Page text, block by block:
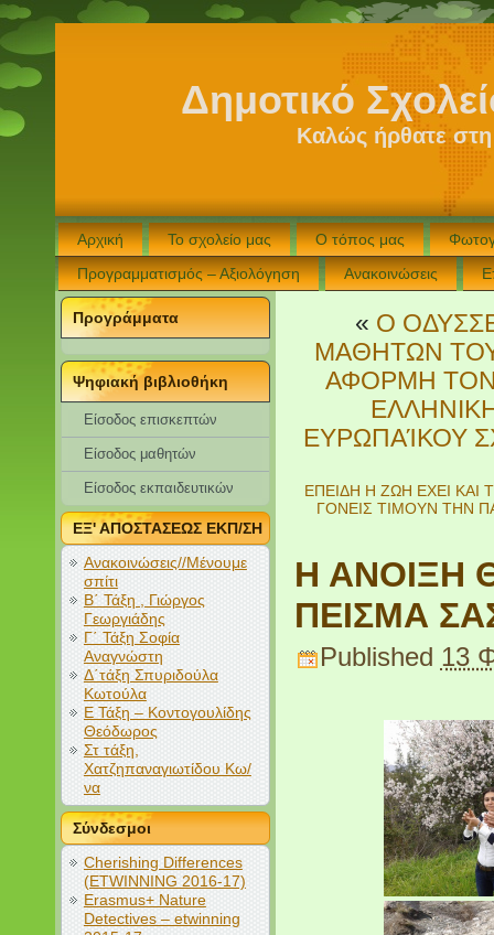
Δημοτικό
Καλώς ήρθατε
Αρχική Το σχολείο μας Ο τόπος μας
Προγραμματισμός – Αξιολόγηση
Ανακοινώσεις
Προγράμματα
Ψηφιακή βιβλιοθήκη
Είσοδος επισκεπτών
Eίσοδος μαθητών
Είσοδος εκπαιδευτικών
ΕΞ' ΑΠΟΣΤΑΣΕΩΣ ΕΚΠ/ΣΗ
Ανακοινώσεις//Μένουμε
σπίτι
Β΄ Τάξη , Γιώργος
Γεωργιάδης
Γ΄ Τάξη Σοφία
Αναγνώστη
Δ΄τάξη Σπυριδούλα
Κωτούλα
Ε Τάξη – Κοντογουλίδης
Θεόδωρος
Στ τάξη,
Χατζηπαναγιωτίδου Κω/
να
Σύνδεσμοι
Cherishing Differences
(ETWINNING 2016-17)
Erasmus+ Nature
Detectives – etwinning
« Ο
ΜΑΘΗΤΩΝ
ΑΦΟΡΜΗ
ΕΥΡΩΠΑΊΚΟΥ
ΕΠΕΙΔΗ Η ΖΩΗ ΕΧΕΙ
ΓΟΝΕΙΣ ΤΙΜΟΥΝ ΤΗΝ
Η ΑΝΟΙΞΗ
ΠΕΙΣΜΑ
Published 13